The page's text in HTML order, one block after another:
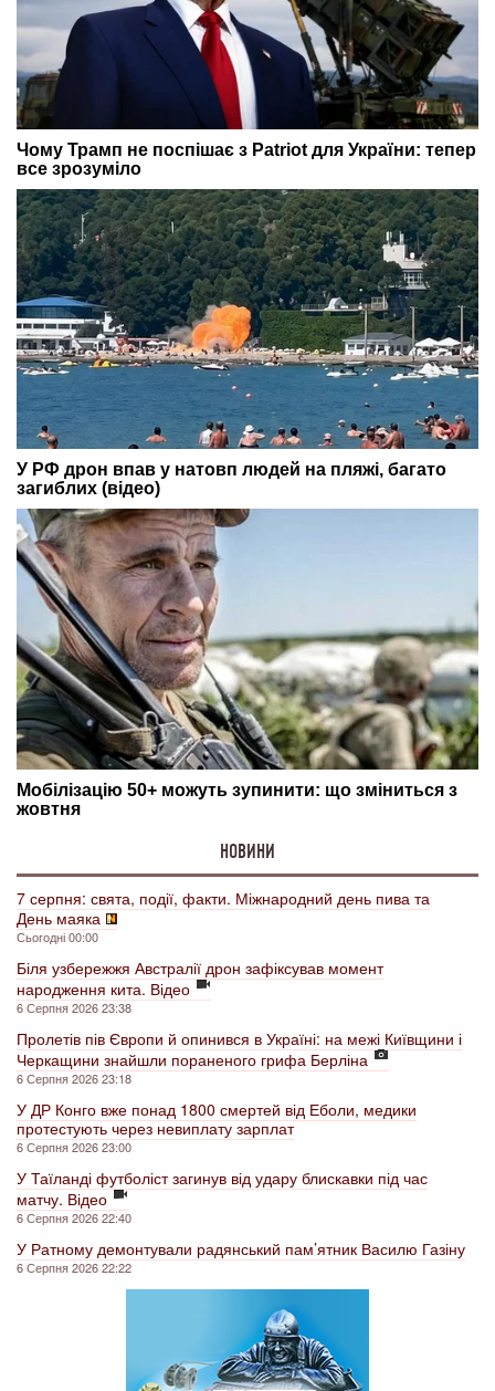
НОВИНИ
7 серпня: свята, події, факти. Міжнародний день пива та
День маяка
Сьогодні 00:00
Біля узбережжя Австралії дрон зафіксував момент
народження кита. Відео
6 Серпня 2026 23:38
Пролетів пів Європи й опинився в Україні: на межі Київщини і
Черкащини знайшли пораненого грифа Берліна
6 Серпня 2026 23:18
У ДР Конго вже понад 1800 смертей від Еболи, медики
протестують через невиплату зарплат
6 Серпня 2026 23:00
У Таїланді футболіст загинув від удару блискавки під час
матчу. Відео
6 Серпня 2026 22:40
У Ратному демонтували радянський пам’ятник Василю Газіну
6 Серпня 2026 22:22